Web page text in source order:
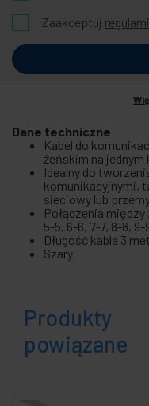
Zaakceptuj
Dane techniczne
Kabel do
żeńskim na jednym
Idealny do
komunikacyjnymi,
sieciowy lub
Połączenia
5-5, 6-6, 7-7, 8-8, 9-
Długość kabla 3
Szary.
Produkty
powiązane